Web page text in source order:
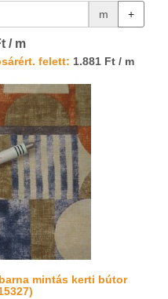
m +
/ m
felett: 1.881 Ft / m
mintás kerti bútor